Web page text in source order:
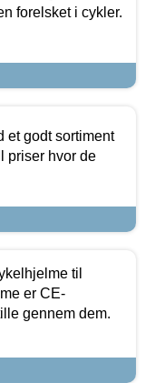
forelsket i cykler.
et godt sortiment
priser hvor de
til
er CE-
gennem dem.